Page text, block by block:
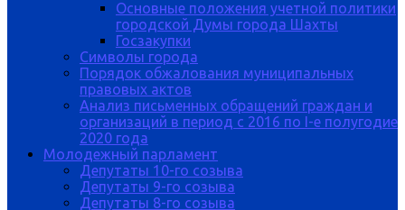
Основные положения учетной политики
городской Думы города Шахты
Госзакупки
Символы города
Порядок обжалования муниципальных
правовых актов
Анализ письменных обращений граждан и
организаций в период с 2016 по I-е полугодие
2020 года
Молодежный парламент
Депутаты 10-го созыва
Депутаты 9-го созыва
Депутаты 8-го созыва